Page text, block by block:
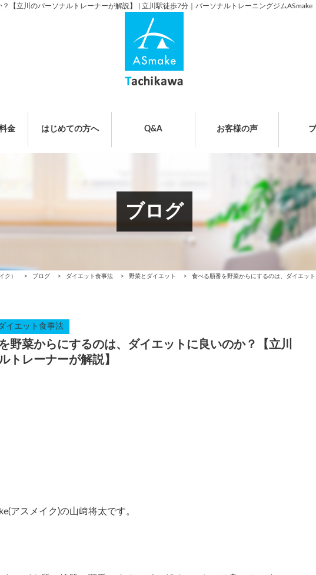
【立川のパーソナルトレーナーが解説】 | 立川駅徒歩7分｜パーソナルトレーニングジムASmake
金 はじめての方へ Q&A お客様の声
ブログ
ク） > ブログ > ダイエット食事法 > 野菜とダイエット > 食べる順番を野菜からにするのは、ダイエッ
イエット食事法
野菜からにするのは、ダイエットに良いのか？【立川
トレーナーが解説】
アスメイク)の山﨑将太です。